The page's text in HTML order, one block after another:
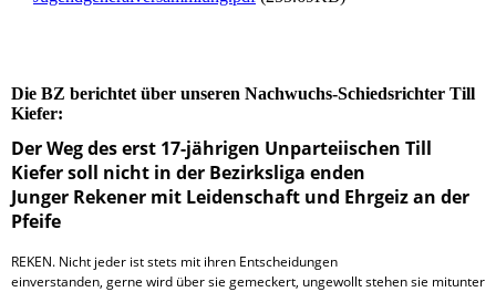
Die BZ berichtet über unseren Nachwuchs-Schiedsrichter Till
Kiefer:
Der Weg des erst 17-jährigen Unparteiischen Till
Kiefer soll nicht in der Bezirksliga enden
Junger Rekener mit Leidenschaft und Ehrgeiz an der
Pfeife
REKEN. Nicht jeder ist stets mit ihren Entscheidungen
einverstanden, gerne wird über sie gemeckert, ungewollt stehen sie mitunter